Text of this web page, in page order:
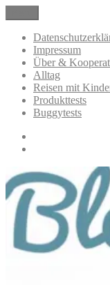
Inhalt
springen
BloggerMumOf3Boys
Mamablog über das
Alltagsthemen
Impressum
Über &
Alltag
Reisen mit
Produkttests
Buggytests